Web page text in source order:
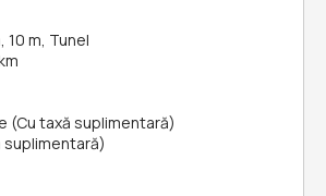
m, Tunel
(Cu taxă suplimentară)
suplimentară)